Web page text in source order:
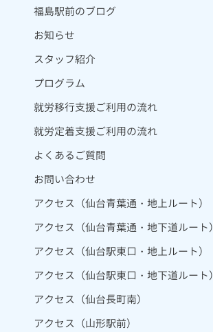
福島駅前のブログ
お知らせ
スタッフ紹介
プログラム
就労移行支援ご利用の流れ
就労定着支援ご利用の流れ
よくあるご質問
お問い合わせ
アクセス（仙台青葉通・地上ルート）
アクセス（仙台青葉通・地下道ルート）
アクセス（仙台駅東口・地上ルート）
アクセス（仙台駅東口・地下道ルート）
アクセス（仙台長町南）
アクセス（山形駅前）